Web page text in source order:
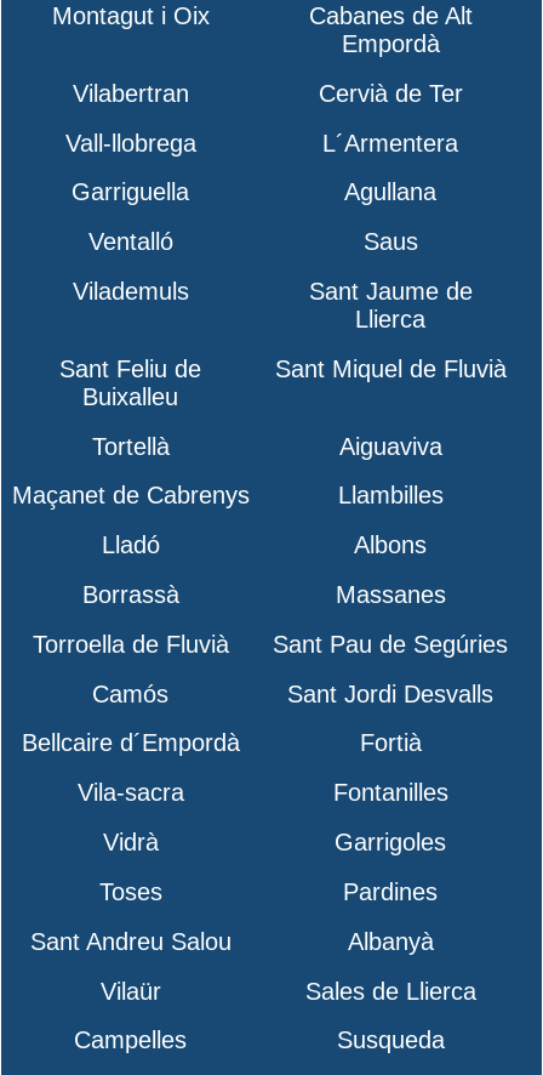
Montagut i Oix
Cabanes de Alt
Empordà
Vilabertran
Cervià de Ter
Vall-llobrega
L´Armentera
Garriguella
Agullana
Ventalló
Saus
Vilademuls
Sant Jaume de
Llierca
Sant Feliu de
Buixalleu
Sant Miquel de Fluvià
Tortellà
Aiguaviva
Maçanet de Cabrenys
Llambilles
Lladó
Albons
Borrassà
Massanes
Torroella de Fluvià
Sant Pau de Segúries
Camós
Sant Jordi Desvalls
Bellcaire d´Empordà
Fortià
Vila-sacra
Fontanilles
Vidrà
Garrigoles
Toses
Pardines
Sant Andreu Salou
Albanyà
Vilaür
Sales de Llierca
Campelles
Susqueda